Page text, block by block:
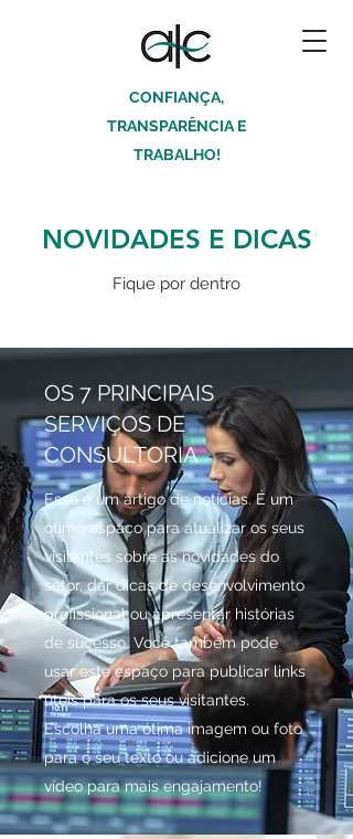
CONFIANÇA,
TRANSPARÊNCIA E
TRABALHO!
NOVIDADES E DICAS
Fique por dentro
OS 7 PRINCIPAIS
SERVIÇOS DE
CONSULTORIA
Esse é um artigo de notícias. É um
ótimo espaço para atualizar os seus
visitantes sobre as novidades do
setor, dar dicas de desenvolvimento
profissional ou apresentar histórias
de sucesso. Você também pode
usar este espaço para publicar links
úteis para os seus visitantes.
Escolha uma ótima imagem ou foto
para o seu texto ou adicione um
vídeo para mais engajamento!